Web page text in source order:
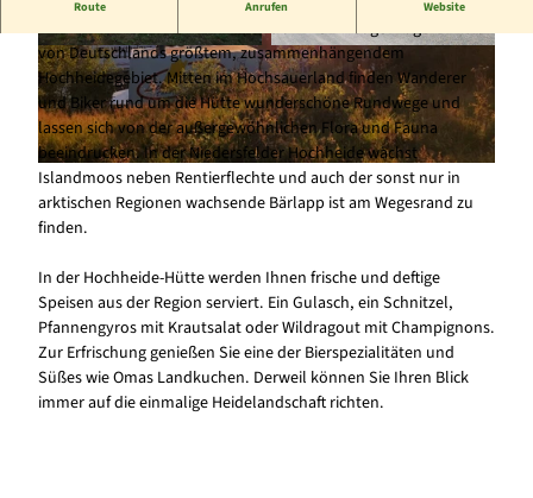
© Sebastian Noack Hochheide Hütte Niedersfeld |CC-BY-SA
© Sebastian Noack Hochheide Hütte Niedersfel
d |CC-BY-SA
© Sebastian Noack Hochheide Hütte Niedersfel
CC-BY-SA
Route Anrufen Website
Die Niedersfelder Hütte befindet sich in einmaliger Lage inmitten
von Deutschlands größtem, zusammenhängendem
Hochheidegebiet. Mitten im Hochsauerland finden Wanderer
und Biker rund um die Hütte wunderschöne Rundwege und
lassen sich von der außergewöhnlichen Flora und Fauna
beeindrucken. In der Niedersfelder Hochheide wächst
Islandmoos neben Rentierflechte und auch der sonst nur in
arktischen Regionen wachsende Bärlapp ist am Wegesrand zu
finden.
In der Hochheide-Hütte werden Ihnen frische und deftige
Speisen aus der Region serviert. Ein Gulasch, ein Schnitzel,
Pfannengyros mit Krautsalat oder Wildragout mit Champignons.
Zur Erfrischung genießen Sie eine der Bierspezialitäten und
Süßes wie Omas Landkuchen. Derweil können Sie Ihren Blick
immer auf die einmalige Heidelandschaft richten.